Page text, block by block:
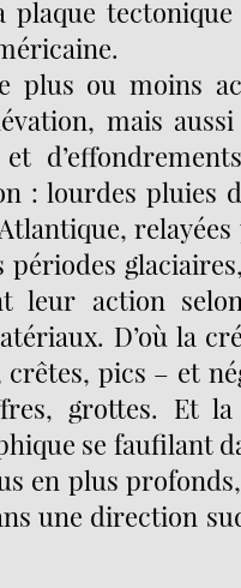
plaque
plus ou moins
mais aussi
: lourdes pluies
périodes
leur action
D’où la
pics – et
grottes. Et
se faufilant
en plus
une direction